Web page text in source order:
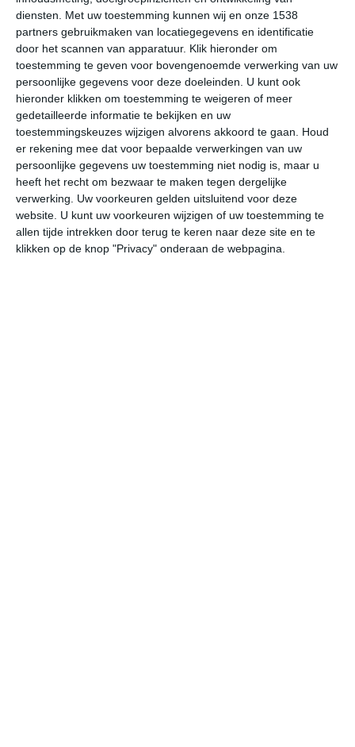
diensten.
Met uw toestemming kunnen wij en onze 1538
partners gebruikmaken van locatiegegevens en identificatie
door het scannen van apparatuur. Klik hieronder om
toestemming te geven voor bovengenoemde verwerking van uw
persoonlijke gegevens voor deze doeleinden. U kunt ook
hieronder klikken om toestemming te weigeren of meer
gedetailleerde informatie te bekijken en uw
toestemmingskeuzes wijzigen alvorens akkoord te gaan.
Houd
er rekening mee dat voor bepaalde verwerkingen van uw
persoonlijke gegevens uw toestemming niet nodig is, maar u
heeft het recht om bezwaar te maken tegen dergelijke
verwerking. Uw voorkeuren gelden uitsluitend voor deze
website. U kunt uw voorkeuren wijzigen of uw toestemming te
allen tijde intrekken door terug te keren naar deze site en te
klikken op de knop "Privacy" onderaan de webpagina.
vr
37°
za zo
33° 17°
ma
33° 15°
37°C 33°C 26°C
18:00 21:00 00:00 03:00 06:00
18:00 21:00 00:00 03:00 06:00